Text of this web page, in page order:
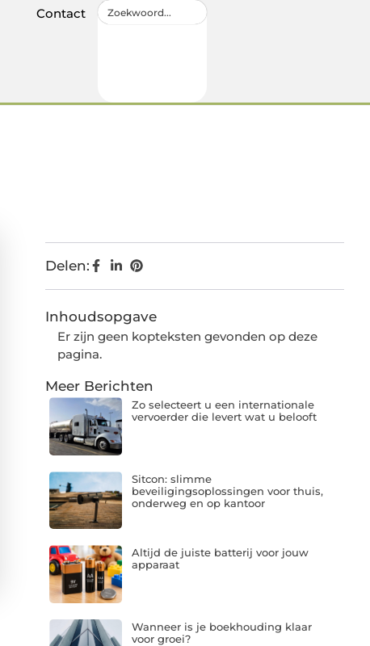
Contact
Delen:
Inhoudsopgave
Er zijn geen kopteksten gevonden op deze
pagina.
Meer Berichten
Zo selecteert u een internationale
vervoerder die levert wat u belooft
Sitcon: slimme
beveiligingsoplossingen voor thuis,
onderweg en op kantoor
Altijd de juiste batterij voor jouw
apparaat
Wanneer is je boekhouding klaar
voor groei?